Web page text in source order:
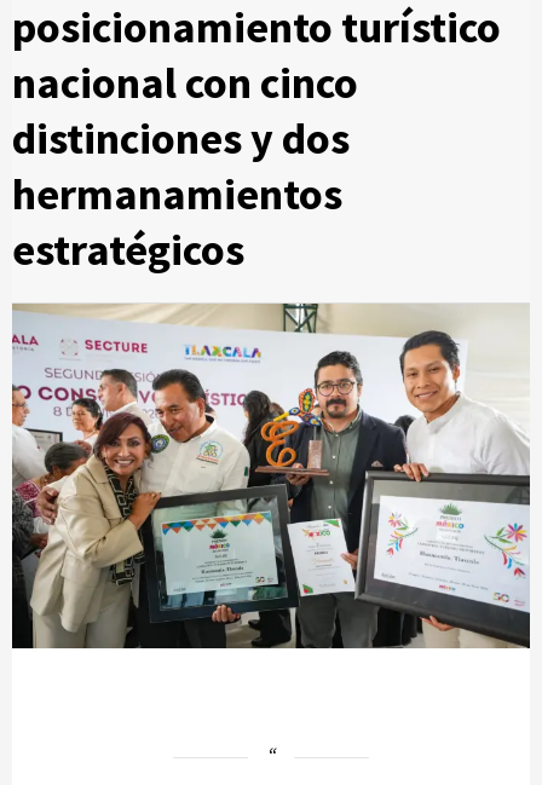
posicionamiento turístico
nacional con cinco
distinciones y dos
hermanamientos
estratégicos